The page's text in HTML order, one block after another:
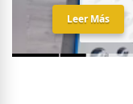
Leer Más